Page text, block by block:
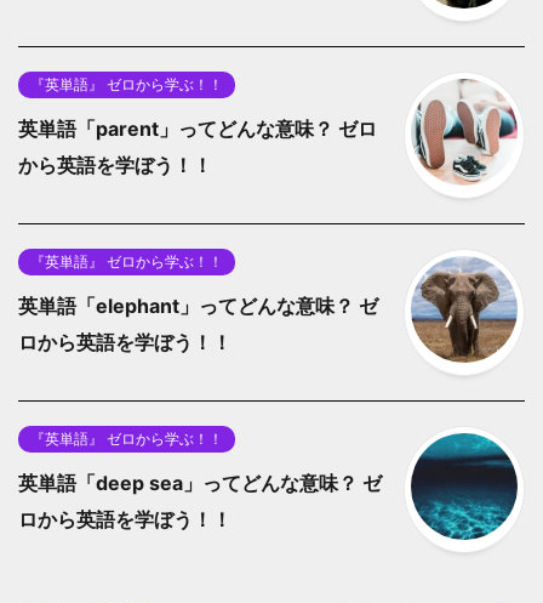
『英単語』 ゼロから学ぶ！！
英単語「parent」ってどんな意味？ ゼロ
から英語を学ぼう！！
『英単語』 ゼロから学ぶ！！
英単語「elephant」ってどんな意味？ ゼ
ロから英語を学ぼう！！
『英単語』 ゼロから学ぶ！！
英単語「deep sea」ってどんな意味？ ゼ
ロから英語を学ぼう！！